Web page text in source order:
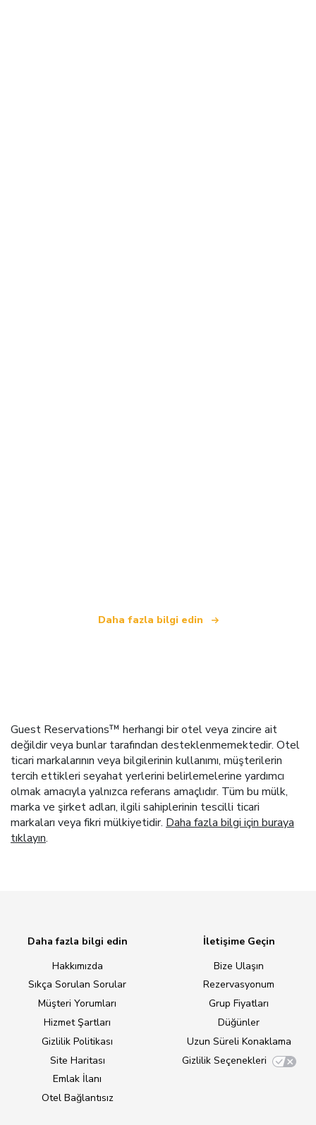
Daha fazla bilgi edin
Guest Reservations™ herhangi bir otel veya zincire ait
değildir veya bunlar tarafından desteklenmemektedir. Otel
ticari markalarının veya bilgilerinin kullanımı, müşterilerin
tercih ettikleri seyahat yerlerini belirlemelerine yardımcı
olmak amacıyla yalnızca referans amaçlıdır. Tüm bu mülk,
marka ve şirket adları, ilgili sahiplerinin tescilli ticari
markaları veya fikri mülkiyetidir. Daha fazla bilgi için buraya
tıklayın.
Daha fazla bilgi edin
Hakkımızda
Sıkça Sorulan Sorular
Müşteri Yorumları
Hizmet Şartları
Gizlilik Politikası
Site Haritası
Emlak İlanı
Otel Bağlantısız
İletişime Geçin
Bize Ulaşın
Rezervasyonum
Grup Fiyatları
Düğünler
Uzun Süreli Konaklama
Gizlilik Seçenekleri